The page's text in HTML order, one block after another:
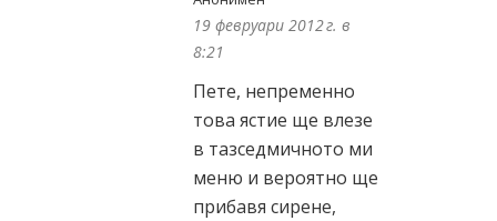
19 февруари 2012 г. в
8:21
Пете, непременно
това ястие ще влезе
в тазседмичното ми
меню и вероятно ще
прибавя сирене,